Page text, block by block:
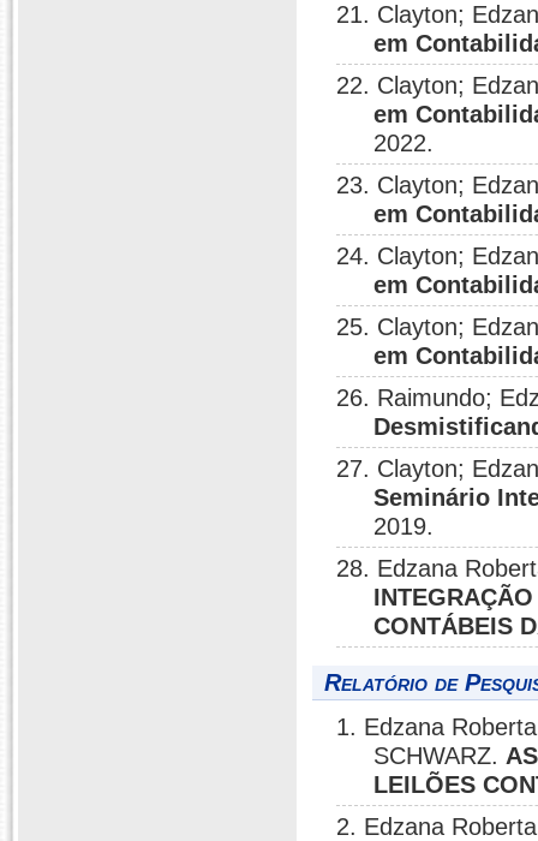
21. Clayton;
em
22. Clayton;
em
2022.
23. Clayton;
em
24. Clayton;
em
25. Clayton;
em
26. Raimundo;
27. Clayton;
Seminário
2019.
28. Edzana
CONTÁBEIS
Relatório de
1. Edzana
SCHWARZ.
LEILÕES
2. Edzana